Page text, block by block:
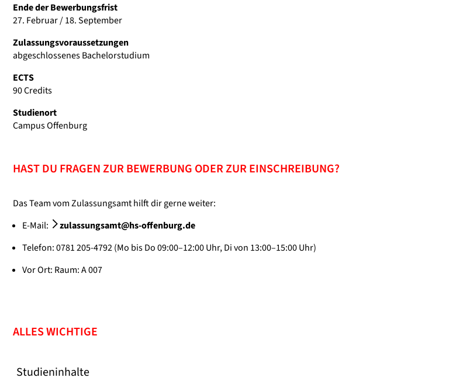
Ende der Bewerbungsfrist
27. Februar / 18. September
Zulassungsvoraussetzungen
abgeschlossenes Bachelorstudium
ECTS
90 Credits
Studienort
Campus Offenburg
HAST DU FRAGEN ZUR BEWERBUNG ODER ZUR EINSCHREIBUNG?
Das Team vom Zulassungsamt hilft dir gerne weiter:
E-Mail:
zulassungsamt@hs-offenburg.de
Telefon: 0781 205-4792 (Mo bis Do 09:00–12:00 Uhr, Di von 13:00–15:00 Uhr)
Vor Ort: Raum: A 007
ALLES WICHTIGE
Studieninhalte